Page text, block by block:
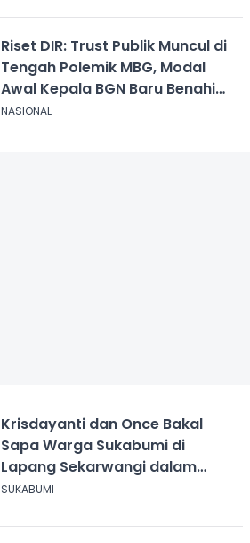
Riset DIR: Trust Publik Muncul di
Tengah Polemik MBG, Modal
Awal Kepala BGN Baru Benahi
Program
NASIONAL
Krisdayanti dan Once Bakal
Sapa Warga Sukabumi di
Lapang Sekarwangi dalam
Rangka Hari ASI Sedunia
SUKABUMI